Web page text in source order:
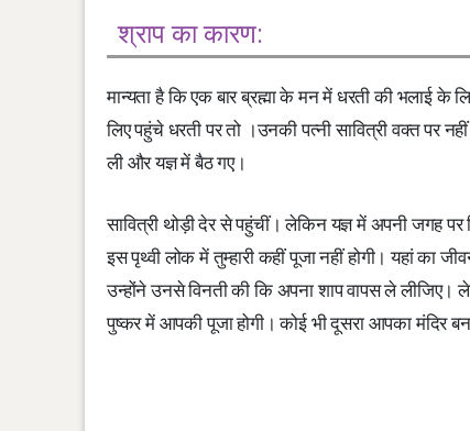
श्राप का कारण:
मान्यता है कि एक बार ब्रह्मा के मन में धरती की भलाई के
लिए पहुंचे धरती पर तो ।उनकी पत्नी सावित्री वक्त पर
ली और यज्ञ में बैठ गए।
सावित्री थोड़ी देर से पहुंचीं। लेकिन यज्ञ में अपनी जगह
इस पृथ्वी लोक में तुम्हारी कहीं पूजा नहीं होगी। यहां का
उन्होंने उनसे विनती की कि अपना शाप वापस ले लीजिए।
पुष्कर में आपकी पूजा होगी। कोई भी दूसरा आपका मंदिर